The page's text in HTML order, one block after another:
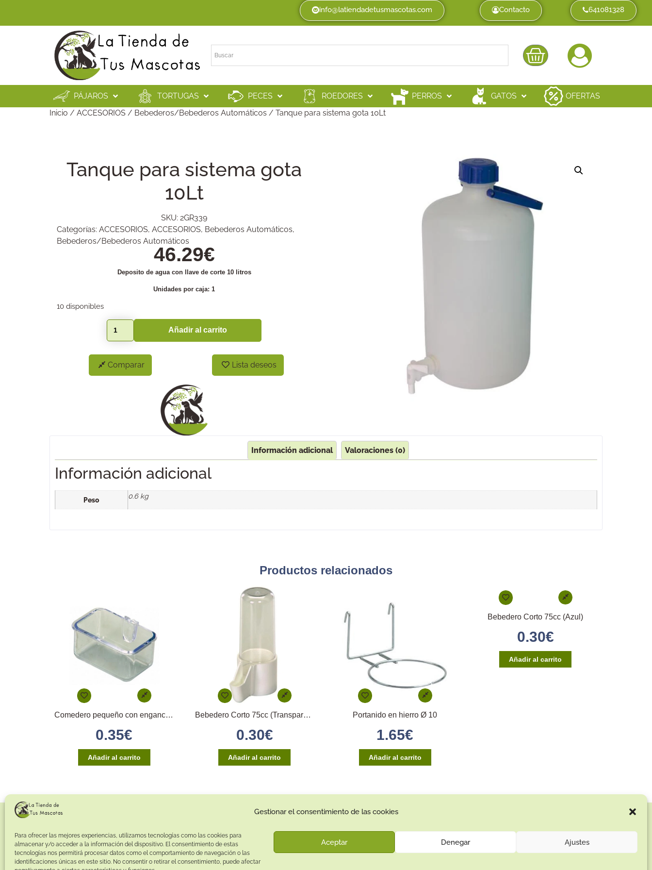
Gestionar el consentimiento de las cookies
Para ofrecer las mejores experiencias, utilizamos tecnologías como las cookies para
almacenar y/o acceder a la información del dispositivo. El consentimiento de estas
tecnologías nos permitirá procesar datos como el comportamiento de navegación o las
identificaciones únicas en este sitio. No consentir o retirar el consentimiento, puede afectar
Aceptar Denegar Ajustes
info@latiendadetusmascotas.com Contacto 641081328
PÁJAROS TORTUGAS PECES ROEDORES PERROS GATOS
OFERTAS
Inicio / ACCESORIOS / Bebederos/Bebederos Automáticos / Tanque para sistema gota 10Lt
Tanque para sistema gota
10Lt
SKU: 2GR339
Categorías: ACCESORIOS, ACCESORIOS, Bebederos Automáticos,
Bebederos/Bebederos Automáticos
46.29€
Deposito de agua con llave de corte 10 litros
Unidades por caja: 1
10 disponibles
Añadir al carrito
Comparar Lista deseos
Información adicional Valoraciones (0)
Información adicional
Peso 0.6 kg
Productos relacionados
Comedero pequeño con enganche directo
0.35€
Añadir al carrito
Bebedero Corto 75cc (Transparente)
0.30€
Añadir al carrito
Portanido en hierro Ø 10
1.65€
Añadir al carrito
Bebedero Corto 75cc (Azul)
0.30€
Añadir al carrito
Contacto:
Calle Pepe Jiménez 19, Rute, 14950 Códoba. España
Teléfono:
+34641081328
Aviso Legal
Términos y condiciones